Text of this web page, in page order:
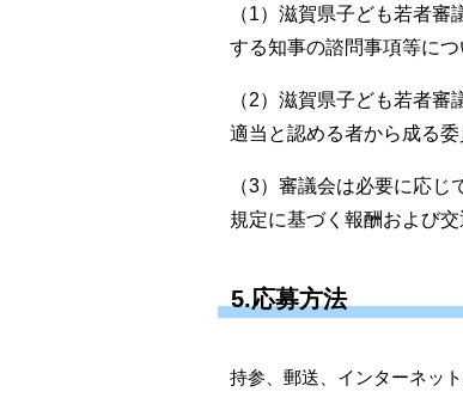
（1）滋賀県子ども若者
する知事の諮問事項等に
（2）滋賀県子ども若者
適当と認める者から成る
（3）審議会は必要に応じ
規定に基づく報酬および交
5.応募方法
持参、郵送、インターネッ